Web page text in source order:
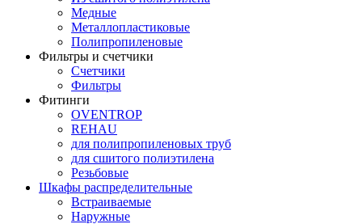
Медные
Металлопластиковые
Полипропиленовые
Фильтры и счетчики
Счетчики
Фильтры
Фитинги
OVENTROP
REHAU
для полипропиленовых труб
для сшитого полиэтилена
Резьбовые
Шкафы распределительные
Встраиваемые
Наружные